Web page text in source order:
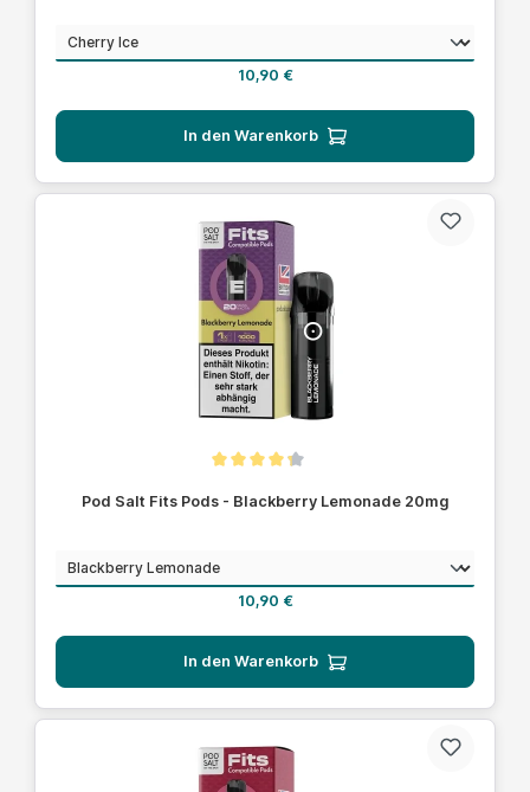
Geschmack
Regulärer Preis:
10,90 €
In den Warenkorb
Pod Salt Fits Pods - Blackberry Lemonade 20mg
Geschmackauswählen
Regulärer Preis:
10,90 €
In den Warenkorb